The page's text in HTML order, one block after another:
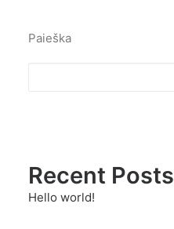
Paieška
Recent Posts
Hello world!